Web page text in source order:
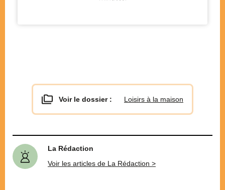
Voir le dossier : Loisirs à la maison
La Rédaction
Voir les articles de La Rédaction >